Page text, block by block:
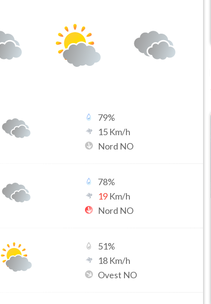
79%
15 Km/h
Nord NO
78%
19 Km/h
Nord NO
51%
18 Km/h
Ovest NO